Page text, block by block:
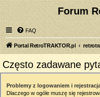
Forum
FAQ
Portal RetroTRAKTOR.pl
Często zadawane
Problemy z logowaniem i
Dlaczego w ogóle muszę się